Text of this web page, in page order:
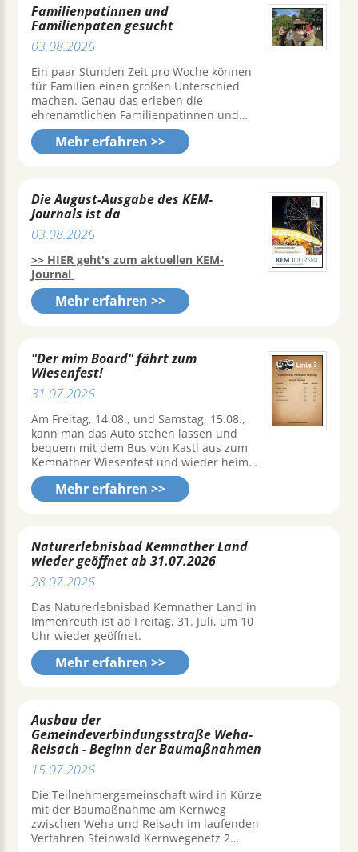
Familienpatinnen und
Familienpaten gesucht
03.08.2026
Ein paar Stunden Zeit pro Woche können
für Familien einen großen Unterschied
machen. Genau das erleben die
ehrenamtlichen Familienpatinnen und…
Mehr erfahren >>
Die August-Ausgabe des KEM-
Journals ist da
03.08.2026
>> HIER geht's zum aktuellen KEM-
Journal
Mehr erfahren >>
"Der mim Board" fährt zum
Wiesenfest!
31.07.2026
Am Freitag, 14.08., und Samstag, 15.08.,
kann man das Auto stehen lassen und
bequem mit dem Bus von Kastl aus zum
Kemnather Wiesenfest und wieder heim…
Mehr erfahren >>
Naturerlebnisbad Kemnather Land
wieder geöffnet ab 31.07.2026
28.07.2026
Das Naturerlebnisbad Kemnather Land in
Immenreuth ist ab Freitag, 31. Juli, um 10
Uhr wieder geöffnet.
Mehr erfahren >>
Ausbau der
Gemeindeverbindungsstraße Weha-
Reisach - Beginn der Baumaßnahmen
15.07.2026
Die Teilnehmergemeinschaft wird in Kürze
mit der Baumaßnahme am Kernweg
zwischen Weha und Reisach im laufenden
Verfahren Steinwald Kernwegenetz 2…